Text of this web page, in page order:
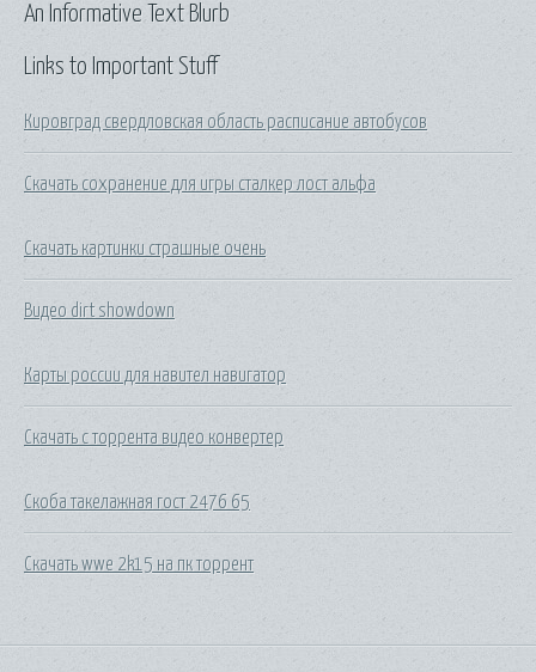
Links to Important Stuff
Кировград свердловская область расписание автобусов
Скачать сохранение для игры сталкер лост альфа
Скачать картинки страшные очень
Видео dirt showdown
Карты россии для навител навигатор
Скачать с торрента видео конвертер
Скоба такелажная гост 2476 65
Скачать wwe 2k15 на пк торрент
An Informative Text Blurb